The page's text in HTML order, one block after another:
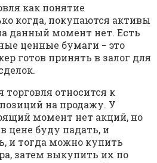
как понятие
когда, покупаются активы
данный момент нет. Есть
ценные бумаги − это
готов принять в залог для
относится к
на продажу. У
момент нет акций, но
цене буду падать, и
и тогда можно купить
затем выкупить их по